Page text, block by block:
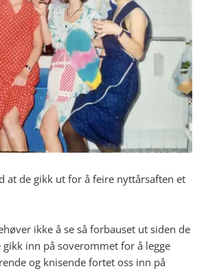
at de gikk ut for å feire nyttårsaften et
ikke å se så forbauset ut siden de
gikk inn på soverommet for å legge
og knisende fortet oss inn på